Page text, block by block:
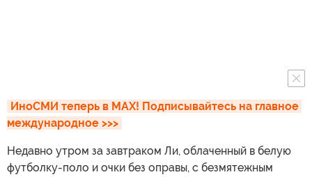
ИноСМИ теперь в MAX! Подписывайтесь на главное
международное >>>
Недавно утром за завтраком Ли, облаченный в белую
футболку-поло и очки без оправы, с безмятежным